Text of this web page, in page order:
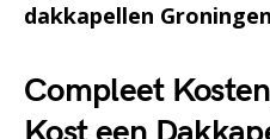
dakkapellen Groningen
Compleet